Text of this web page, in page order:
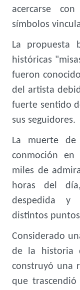
acercarse
símbolos
La propuesta
históricas
fueron
del artista
fuerte sentido
sus seguidores.
La muerte de
conmoción
miles de
horas del
despedida y
distintos
Considerado
de la historia
construyó una
que trascendió